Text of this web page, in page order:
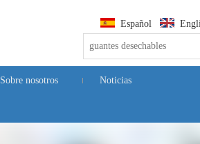
Español
Sobre nosotros Noticias